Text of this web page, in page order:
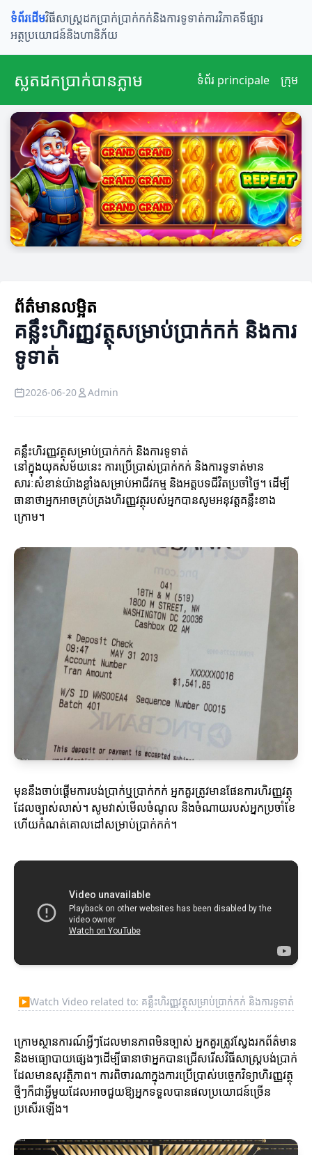
ទំព័រដើមវិធីសាស្រ្តដកប្រាក់ប្រាក់កក់និងការទូទាត់ការវិភាគទីផ្សារ
អត្ថប្រយោជន៍និងហានិភ័យ
ស្លតដកប្រាក់បានភ្លាម ទំព័រ principale ក្រុម
ព័ត៌មានលម្អិត
គន្លឹះហិរញ្ញវត្ថុសម្រាប់ប្រាក់កក់ និងការ
ទូទាត់
2026-06-20 Admin
គន្លឹះហិរញ្ញវត្ថុសម្រាប់ប្រាក់កក់ និងការទូទាត់
នៅក្នុងយុគសម័យនេះ ការប្រើប្រាស់ប្រាក់កក់ និងការទូទាត់មាន
សារៈសំខាន់យ៉ាងខ្លាំងសម្រាប់អាជីវកម្ម និងអត្តបទជីវិតប្រចាំថ្ងៃ។ ដើម្បី
ធានាថាអ្នកអាចគ្រប់គ្រងហិរញ្ញវត្ថុរបស់អ្នកបានសូមអនុវត្តគន្លឹះខាង
ក្រោម។
មុននឹងចាប់ផ្តើមការបង់ប្រាក់ឬប្រាក់កក់ អ្នកគួរត្រូវមានផែនការហិរញ្ញវត្ថុ
ដែលច្បាស់លាស់។ សូមវាស់មើលចំណូល និងចំណាយរបស់អ្នកប្រចាំខែ
ហើយកំណត់គោលដៅសម្រាប់ប្រាក់កក់។
▶Watch Video related to: គន្លឹះហិរញ្ញវត្ថុសម្រាប់ប្រាក់កក់ និងការទូទាត់
ក្រោមស្ថានការណ៍អ្វីៗដែលមានភាពមិនច្បាស់ អ្នកគួរត្រូវស្វែងរកព័ត៌មាន
និងមធ្យោបាយផ្សេងៗដើម្បីធានាថាអ្នកបានជ្រើសរើសវិធីសាស្ត្របង់ប្រាក់
ដែលមានសុវត្ថិភាព។ ការពិចារណាក្នុងការប្រើប្រាស់បច្ចេកវិទ្យាហិរញ្ញវត្ថុ
ថ្មីៗក៏ជាអ្វីមួយដែលអាចជួយឱ្យអ្នកទទួលបានផលប្រយោជន៍ច្រើន
ប្រសើរឡើង។